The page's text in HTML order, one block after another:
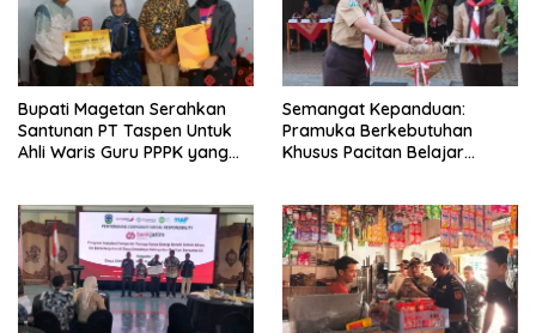
Bupati Magetan Serahkan
Santunan PT Taspen Untuk
Ahli Waris Guru PPPK yang
Semangat Kepanduan:
Pramuka Berkebutuhan
Khusus Pacitan Belajar